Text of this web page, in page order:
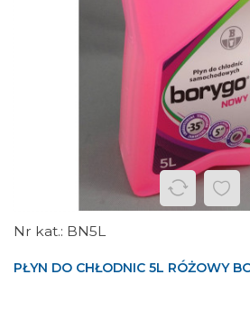
BN5L
PŁYN DO CHŁODNIC 5L RÓŻOWY